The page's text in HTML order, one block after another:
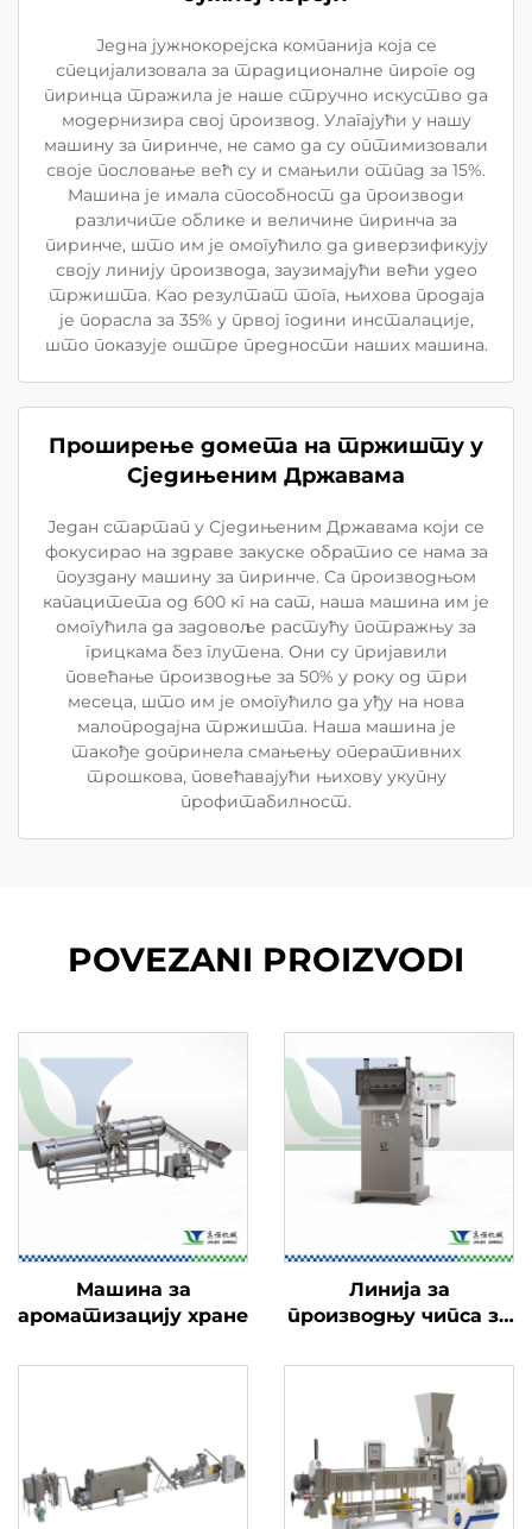
Једна јужнокорејска компанија која се
специјализовала за традиционалне пироге од
пиринца тражила је наше стручно искуство да
модернизира свој производ. Улагајући у нашу
машину за пиринче, не само да су оптимизовали
своје пословање већ су и смањили отпад за 15%.
Машина је имала способност да производи
различите облике и величине пиринча за
пиринче, што им је омогућило да диверзификују
своју линију производа, заузимајући већи удео
тржишта. Као резултат тога, њихова продаја
је порасла за 35% у првој години инсталације,
што показује оштре предности наших машина.
Проширење домета на тржишту у
Сједињеним Државама
Један стартап у Сједињеним Државама који се
фокусирао на здраве закуске обратио се нама за
поуздану машину за пиринче. Са производњом
капацитета од 600 кг на сат, наша машина им је
омогућила да задовоље растућу потражњу за
грицкама без глутена. Они су пријавили
повећање производње за 50% у року од три
месеца, што им је омогућило да уђу на нова
малопродајна тржишта. Наша машина је
такође допринела смањењу оперативних
трошкова, повећавајући њихову укупну
профитабилност.
POVEZANI PROIZVODI
Машина за
ароматизацију хране
Линија за
производњу чипса за